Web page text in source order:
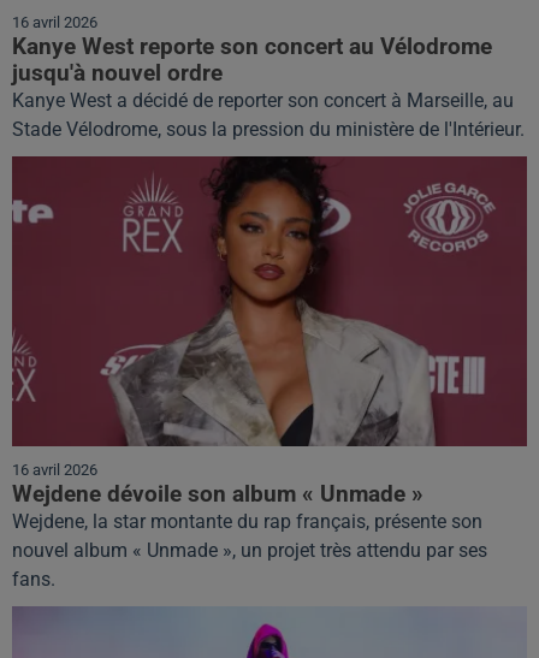
16 avril 2026
Kanye West reporte son concert au Vélodrome
jusqu'à nouvel ordre
Kanye West a décidé de reporter son concert à Marseille, au
Stade Vélodrome, sous la pression du ministère de l'Intérieur.
16 avril 2026
Wejdene dévoile son album « Unmade »
Wejdene, la star montante du rap français, présente son
nouvel album « Unmade », un projet très attendu par ses
fans.